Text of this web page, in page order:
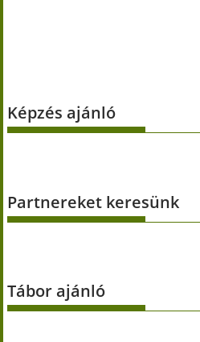
Képzés ajánló
Partnereket keresünk
Tábor ajánló